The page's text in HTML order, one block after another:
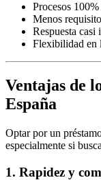
Procesos
Menos
Respuesta casi
Flexibilidad en
Ventajas de
España
Optar por un
especialmente si
1. Rapidez y